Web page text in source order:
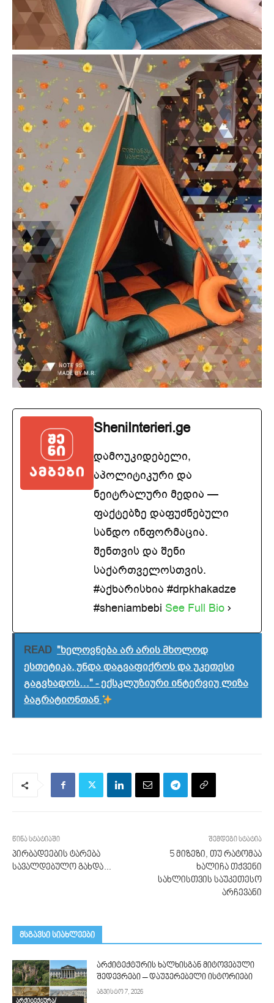
SheniInterieri.ge
დამოუკიდებელი,
აპოლიტიკური და
ნეიტრალური მედია —
ფაქტებზე დაფუძნებული
სანდო ინფორმაცია.
შენთვის და შენი
საქართველოსთვის.
#აქხარისხია #drpkhakadze
#sheniambebi See Full Bio
READ "ხელოვნება არ არის მხოლოდ
ესთეტიკა, უნდა დაგვაფიქროს და უკეთესი
გაგვხადოს…" - ექსკლუზიური ინტერვიუ ლიზა
ბაგრატიონთან
წინა სტატიაში
პირბადეების ტარება
სავალდებულო გახდა…
შემდეგი სტატია
5 მიზეზი, თუ რატომაა
ხალიჩა თქვენი
სახლისთვის საუკეთესო
არჩევანი
მსგავსი სიახლეები
არქიტექტურა/
არქიტექტურის ხალხისგან მიტოვებული
შედევრები – დაუჯერებელი ისტორიები
აგვისტო 7, 2026